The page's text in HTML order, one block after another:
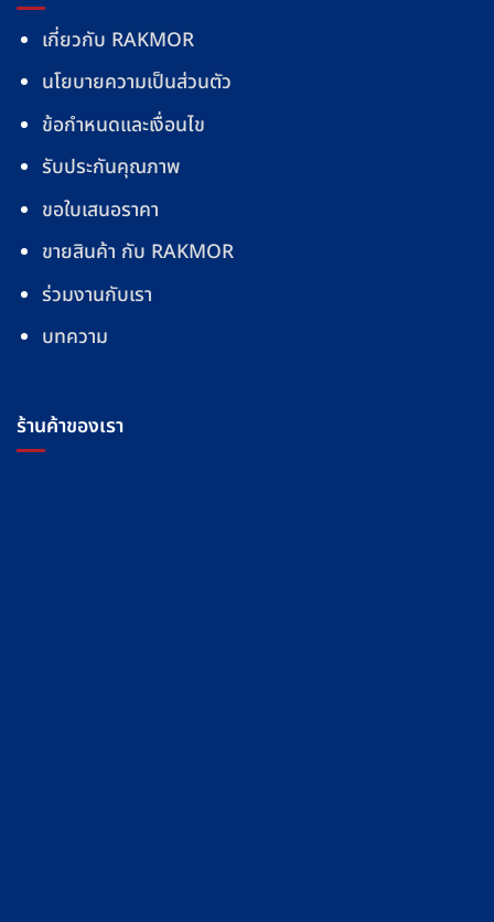
เกี่ยวกับ RAKMOR
นโยบายความเป็นส่วนตัว
ข้อกำหนดและเงื่อนไข
รับประกันคุณภาพ
ขอใบเสนอราคา
ขายสินค้า กับ RAKMOR
ร่วมงานกับเรา
บทความ
ร้านค้าของเรา